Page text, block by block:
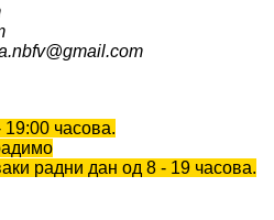
часова.
радни дан од 8 - 19 часова.